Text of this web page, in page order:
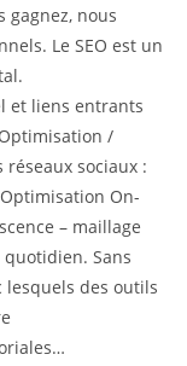
gagnez, nous
Le SEO est un
et liens entrants
/
sociaux :
On-
– maillage
Sans
des outils